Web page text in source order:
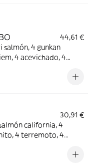
44,61 €
salmón, 4 gunkan
4 acevichado, 4
30,91 €
california, 4
4 terremoto, 4